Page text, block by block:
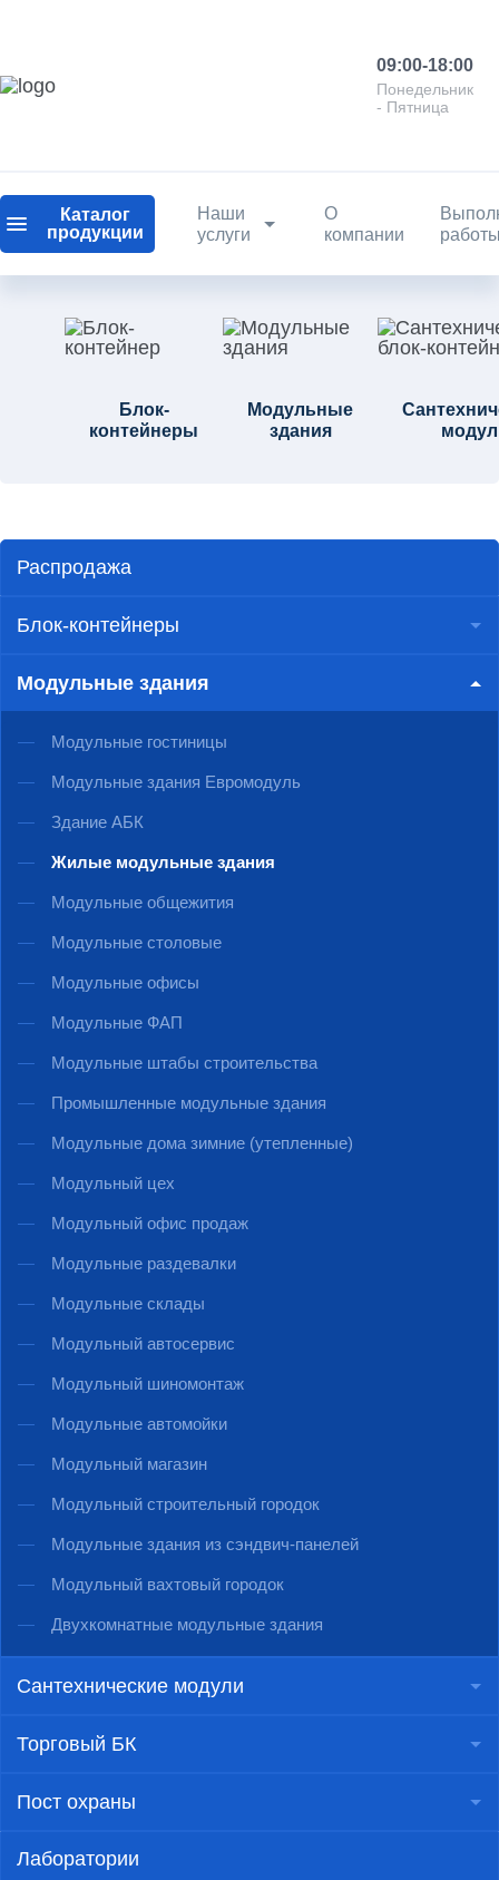
09:00-18:00
Понедельник
- Пятница
Каталог
продукции
Наши
услуги
О
компании
Блок-
контейнеры
Модульные
здания
Распродажа
Блок-контейнеры
Модульные здания
Модульные гостиницы
Модульные здания Евромодуль
Здание АБК
Жилые модульные здания
Модульные общежития
Модульные столовые
Модульные офисы
Модульные ФАП
Модульные штабы строительства
Промышленные модульные здания
Модульные дома зимние (утепленные)
Модульный цех
Модульный офис продаж
Модульные раздевалки
Модульные склады
Модульный автосервис
Модульный шиномонтаж
Модульные автомойки
Модульный магазин
Модульный строительный городок
Модульные здания из сэндвич-панелей
Модульный вахтовый городок
Двухкомнатные модульные здания
Сантехнические модули
Торговый БК
Пост охраны
Лаборатории